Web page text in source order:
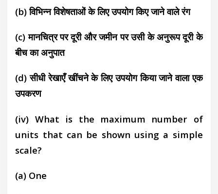
(b) विभिन्न विशेषताओं के लिए उपयोग किए जानेवाले रंग
(c) मानचित्र पर दूरी और जमीन पर उसी केअनुरूप दूरी के
बीच का अनुपात
(d) सीधी रेखाएँ खींचने के लिए उपयोग किया जानेवाला एक
उपकरण
(iv) What is the maximum number of
units that can be shown using a simple
scale?
(a) One